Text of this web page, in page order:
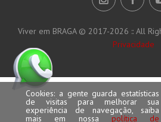
Viver em BRAGA © 2017-2026 :: All
Privacidade
Cookies: a gente guarda estatísticas
de visitas para melhorar sua
experiência de navegação, saiba
mais em nossapolítica de